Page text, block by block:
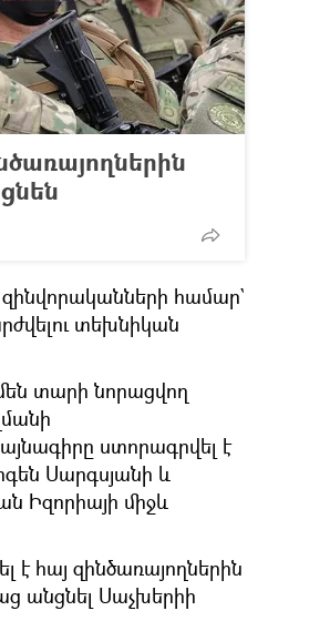
համար`
տեխնիկան
տարի նորացվող
ստորագրվել է
Սարգսյանի և
Իզորիայի միջև
հայ զինծառայողներին
անցնել Սաչխերիի